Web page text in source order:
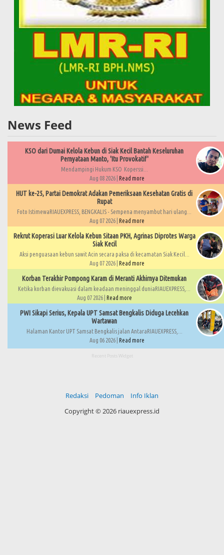
News Feed
KSO dari Dumai Kelola Kebun di Siak Kecil Bantah Keseluruhan
Pernyataan Manto, 'Itu Provokatif'
Mendampingi Hukum KSO Koperssi...
Aug 08 2026 | Read more
HUT ke-25, Partai Demokrat Adakan Pemeriksaan Kesehatan Gratis di
Rupat
Foto IstimewaRIAUEXPRESS, BENGKALIS - Sempena menyambut hari ulang...
Aug 07 2026 | Read more
Rekrut Koperasi Luar Kelola Kebun Sitaan PKH, Agrinas Diprotes Warga
Siak Kecil
Aksi penguasaan kebun sawit Acin secara paksa di kecamatan Siak Kecil...
Aug 07 2026 | Read more
Korban Terakhir Pompong Karam di Meranti Akhirnya Ditemukan
Ketika korban dievakuasi dalam keadaan meninggal duniaRIAUEXPRESS,...
Aug 07 2026 | Read more
PWI Sikapi Serius, Kepala UPT Samsat Bengkalis Diduga Lecehkan
Wartawan
Halaman Kantor UPT Samsat Bengkalis jalan AntaraRIAUEXPRESS,...
Aug 06 2026 | Read more
Recent Posts Widget
Redaksi Pedoman
Info Iklan
Copyright © 2026 riauexpress.id